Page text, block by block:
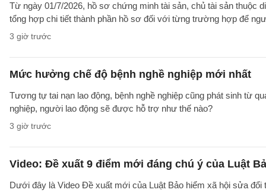
Từ ngày 01/7/2026, hồ sơ chứng minh tài sản, chủ tài sản thuộc
tổng hợp chi tiết thành phần hồ sơ đối với từng trường hợp để
3 giờ trước
Mức hưởng chế độ bệnh nghề nghiệp mới nhất
Tương tự tai nạn lao động, bệnh nghề nghiệp cũng phát sinh từ
nghiệp, người lao động sẽ được hỗ trợ như thế nào?
3 giờ trước
Video: Đề xuất 9 điểm mới đáng chú ý của Luật
Dưới đây là Video Đề xuất mới của Luật Bảo hiểm xã hội sửa